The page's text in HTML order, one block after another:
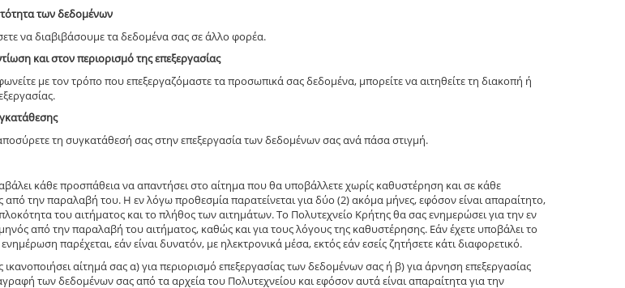
των δεδομένων
να διαβιβάσουμε τα δεδομένα σας σε άλλο φορέα.
και στον περιορισμό της επεξεργασίας
με τον τρόπο που επεξεργαζόμαστε τα προσωπικά σας δεδομένα, μπορείτε να αιτηθείτε τη διακοπή ή
τη συγκατάθεσή σας στην επεξεργασία των δεδομένων σας ανά πάσα στιγμή.
κάθε προσπάθεια να απαντήσει στο αίτημα που θα υποβάλλετε χωρίς καθυστέρηση και σε κάθε
από την παραλαβή του. Η εν λόγω προθεσμία παρατείνεται για δύο (2) ακόμα μήνες, εφόσον είναι απαραίτητο,
του αιτήματος και το πλήθος των αιτημάτων. Το Πολυτεχνείο Κρήτης θα σας ενημερώσει για την εν
από την παραλαβή του αιτήματος, καθώς και για τους λόγους της καθυστέρησης. Εάν έχετε υποβάλει το
παρέχεται, εάν είναι δυνατόν, με ηλεκτρονικά μέσα, εκτός εάν εσείς ζητήσετε κάτι διαφορετικό.
αίτημά σας α) για περιορισμό επεξεργασίας των δεδομένων σας ή β) για άρνηση επεξεργασίας
των δεδομένων σας από τα αρχεία του Πολυτεχνείου και εφόσον αυτά είναι απαραίτητα για την